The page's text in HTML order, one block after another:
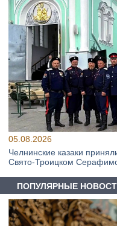
05.08.2026
Челнинские казаки
Свято‑Троицком
ПОПУЛЯРНЫЕ